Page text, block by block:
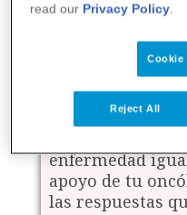
Asimilación
enfermedad
apoyo de tu
las respuestas
read our Privacy Policy
Cookie
Reject All